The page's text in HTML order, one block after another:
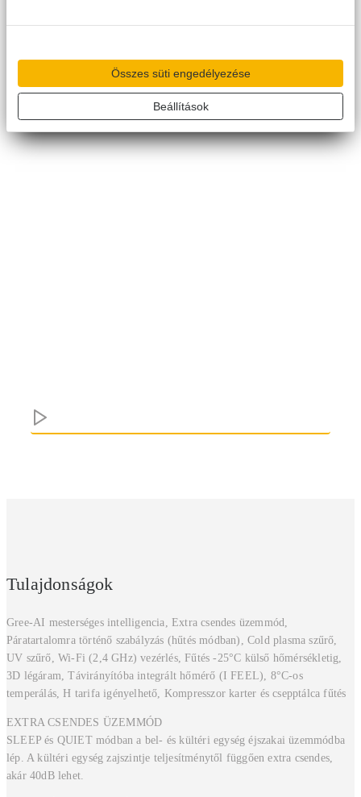
Összes süti engedélyezése
Beállítások
Tulajdonságok
Gree-AI mesterséges intelligencia, Extra csendes üzemmód,
Páratartalomra történő szabályzás (hűtés módban), Cold plasma szűrő,
UV szűrő, Wi-Fi (2,4 GHz) vezérlés, Fűtés -25°C külső hőmérsékletig,
3D légáram, Távirányítóba integrált hőmérő (I FEEL), 8°C-os
temperálás, H tarifa igényelhető, Kompresszor karter és csepptálca fűtés
EXTRA CSENDES ÜZEMMÓD
SLEEP és QUIET módban a bel- és kültéri egység éjszakai üzemmódba
lép. A kültéri egység zajszintje teljesítménytől függően extra csendes,
akár 40dB lehet.